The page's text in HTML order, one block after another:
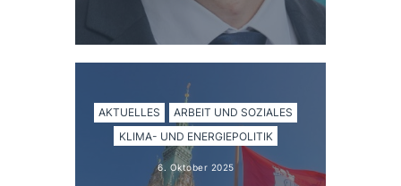
AKTUELLES
ARBEIT UND SOZIALES
KLIMA- UND ENERGIEPOLITIK
6. Oktober 2025